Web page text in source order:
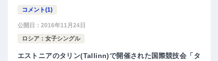
コメント(1)
公開日： 2016年11月24日
ロシア：女子シングル
エストニアのタリン(Tallinn)で開催された国際競技会「タ